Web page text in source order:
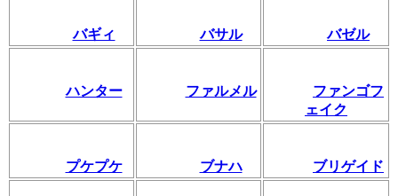
バギィ バサル バゼル
ハンター ファルメル
ファンゴフ
ェイク
プケプケ ブナハ ブリゲイド